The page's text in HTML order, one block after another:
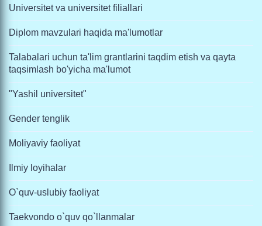
Universitet va universitet filiallari
Diplom mavzulari haqida ma'lumotlar
Talabalari uchun ta'lim grantlarini taqdim etish va qayta
taqsimlash bo'yicha ma'lumot
"Yashil universitet"
Gender tenglik
Moliyaviy faoliyat
Ilmiy loyihalar
O`quv-uslubiy faoliyat
Taekvondo o`quv qo`llanmalar